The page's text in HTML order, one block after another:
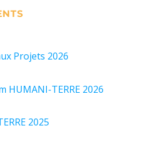
Projets 2026
HUMANI-TERRE 2026
2025